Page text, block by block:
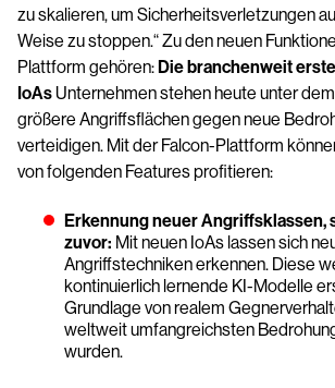
zu skalieren, um Sicherheitsverletzungen
Weise zu stoppen.“ Zu den neuen
Plattform gehören:Die branchenweit
IoAsUnternehmen stehen heute unter
größere Angriffsflächen gegen neue
verteidigen. Mit der Falcon-Plattform
von folgenden Features profitieren:
Erkennung neuer Angriffsklassen,
zuvor: Mit neuen IoAs lassen sich
Angriffstechniken erkennen. Diese
kontinuierlich lernende KI-Modelle
Grundlage von realem
weltweit umfangreichsten
wurden.